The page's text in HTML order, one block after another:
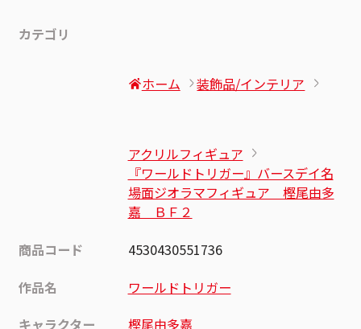
カテゴリ
ホーム 装飾品/インテリア
アクリルフィギュア
『ワールドトリガー』バースデイ名
場面ジオラマフィギュア 樫尾由多
嘉 ＢＦ２
商品コード
4530430551736
作品名
ワールドトリガー
キャラクター
樫尾由多嘉